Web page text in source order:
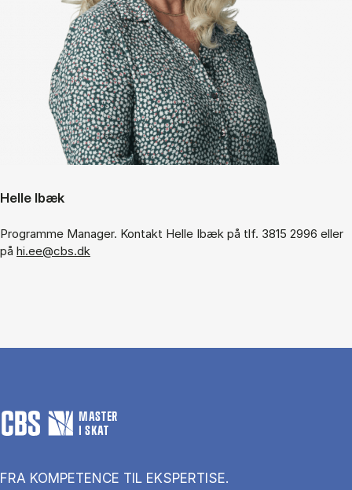
Helle Ibæk
Programme Manager. Kontakt Helle Ibæk på tlf. 3815 2996 eller
på hi.ee@cbs.dk
MASTER
I SKAT
FRA KOMPETENCE TIL EKSPERTISE.